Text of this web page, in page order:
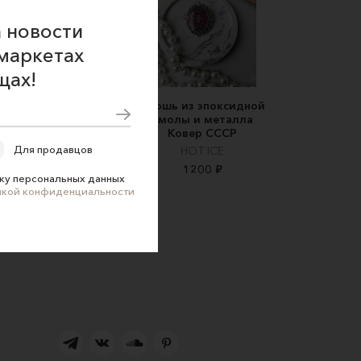
2900 ₽
Брошь из эпоксидной
смолы и металла
Ковер СССР
HOT ICE
1200 ₽
Для продавцов
персональных данных
конфиденциальности